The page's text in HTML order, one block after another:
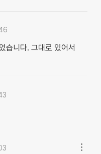
습니다. 그대로 있어서